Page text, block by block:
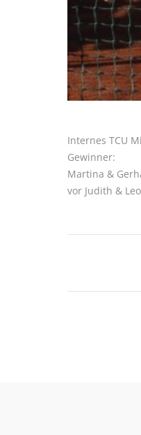
Internes TCU
Gewinner:
Martina &
vor Judith &